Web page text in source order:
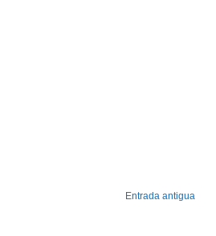
Entrada antigua